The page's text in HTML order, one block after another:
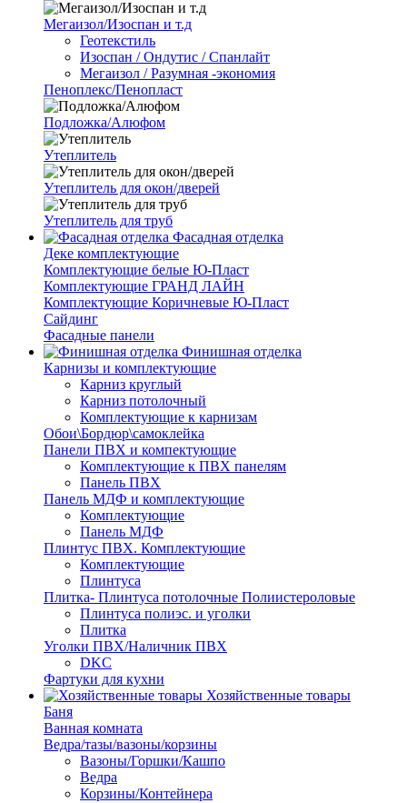
Мегаизол/Изоспан и т.д
Геотекстиль
Изоспан / Ондутис / Спанлайт
Мегаизол / Разумная -экономия
Пеноплекс/Пенопласт
Подложка/Алюфом
Утеплитель
Утеплитель для окон/дверей
Утеплитель для труб
Фасадная отделка
Деке комплектующие
Комплектующие белые Ю-Пласт
Комплектующие ГРАНД ЛАЙН
Комплектующие Коричневые Ю-Пласт
Сайдинг
Фасадные панели
Финишная отделка
Карнизы и комплектующие
Карниз круглый
Карниз потолочный
Комплектующие к карнизам
Обои\Бордюр\самоклейка
Панели ПВХ и компектующие
Комплектующие к ПВХ панелям
Панель ПВХ
Панель МДФ и комплектующие
Комплектующие
Панель МДФ
Плинтус ПВХ. Комплектующие
Комплектующие
Плинтуса
Плитка- Плинтуса потолочные Полиистероловые
Плинтуса полиэс. и уголки
Плитка
Уголки ПВХ/Наличник ПВХ
DKC
Фартуки для кухни
Хозяйственные товары
Баня
Ванная комната
Ведра/тазы/вазоны/корзины
Вазоны/Горшки/Кашпо
Ведра
Корзины/Контейнера